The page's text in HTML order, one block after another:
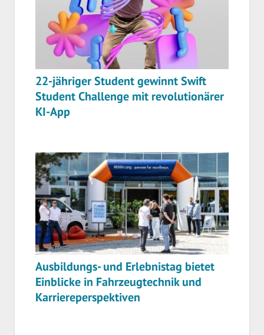
22-jähriger Student gewinnt Swift
Student Challenge mit revolutionärer
KI-App
Ausbildungs- und Erlebnistag bietet
Einblicke in Fahrzeugtechnik und
Karriereperspektiven